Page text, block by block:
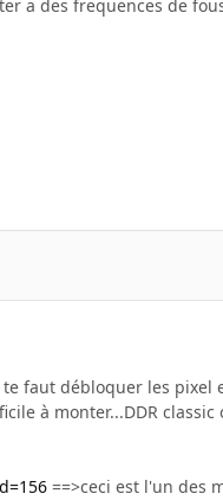
a des frequences de
faut débloquer les
à monter...DDR classic
==>ceci est l'un des